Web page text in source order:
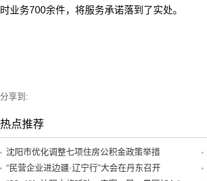
时业务700余件，将服务承诺落到了实处。
分享到:
热点推荐
沈阳市优化调整七项住房公积金政策举措
“民营企业进边疆·辽宁行”大会在丹东召开